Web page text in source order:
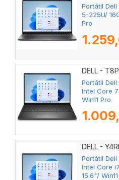
Portátil Dell
5-225U/
Pro
DELL -
Portátil Dell
Intel Core
Win11 Pro
DELL -
Portátil Dell
Intel Core
15.6"/